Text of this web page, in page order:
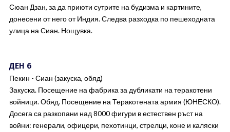
Сюан Дзан, за да приюти сутрите на будизма и картините,
донесени от него от Индия. Следва разходка по пешеходната
улица на Сиан. Нощувка.
ДЕН 6
Пекин - Сиан (закуска, обяд)
Закуска. Посещение на фабрика за дубликати на теракотени
войници. Обяд. Посещение на Теракотената армия (ЮНЕСКО).
Досега са разкопани над 8000 фигури в естествен ръст на
войни: генерали, офицери, пехотинци, стрелци, коне и каляски